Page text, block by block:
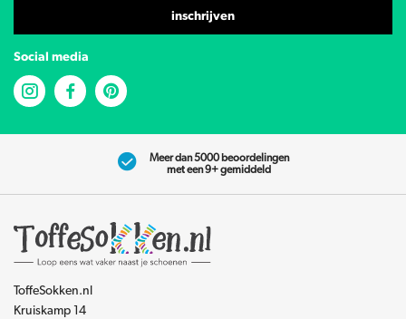
inschrijven
Social media
Meer dan 5000 beoordelingen
met een 9+ gemiddeld
ToffeSokken.nl
Kruiskamp 14